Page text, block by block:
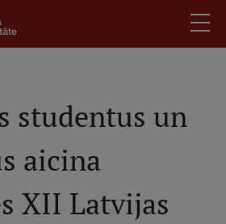
studentus un
aicina
XII Latvijas